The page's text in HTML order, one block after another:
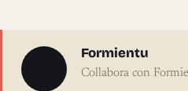
Sobre l'autor
Formientu
Collabora con